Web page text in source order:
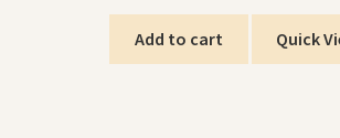
Add to cart Quick